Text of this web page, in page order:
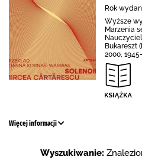
Rok
Wyższe
Marzenia
Bukareszt
2000,
Więcej informacji
Wyszukiwanie: